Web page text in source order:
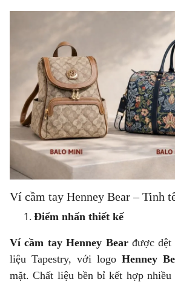
Ví cầm tay Henney Bear – Tinh
Điểm nhấn thiết kế
Ví cầm tay Henney Bearđược dệt
liệu Tapestry, với logo Henney
mặt. Chất liệu bền bỉ kết hợp nhiều